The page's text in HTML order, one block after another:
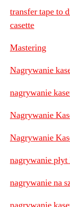
transfer tape to
casette
Mastering
Nagrywanie
nagrywanie
Nagrywanie
Nagrywanie
nagrywanie
nagrywanie na